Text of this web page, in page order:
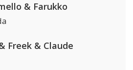
& Farukko
Freek & Claude